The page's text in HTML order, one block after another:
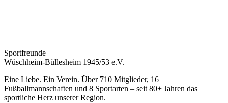
Sportfreunde
Wüschheim-Büllesheim 1945/53 e.V.
Eine Liebe. Ein Verein. Über 710 Mitglieder, 16
Fußballmannschaften und 8 Sportarten – seit 80+ Jahren das
sportliche Herz unserer Region.